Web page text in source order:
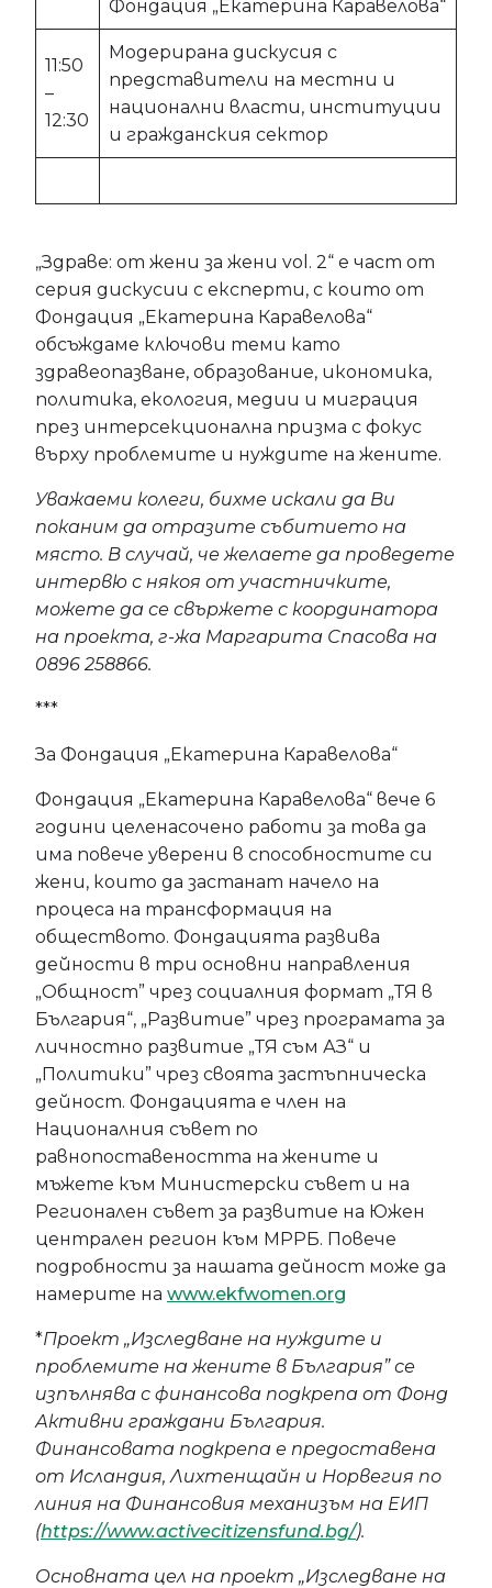
Фондация „Екатерина Каравелова“
11:50
–
12:30
Модерирана дискусия с
представители на местни и
национални власти, институции
и гражданския сектор
„Здраве: от жени за жени vol. 2“ е част от
серия дискусии с експерти, с които от
Фондация „Екатерина Каравелова“
обсъждаме ключови теми като
здравеопазване, образование, икономика,
политика, екология, медии и миграция
през интерсекционална призма с фокус
върху проблемите и нуждите на жените.
Уважаеми колеги, бихме искали да Ви
поканим да отразите събитието на
място. В случай, че желаете да проведете
интервю с някоя от участничките,
можете да се свържете с координатора
на проекта, г-жа Маргарита Спасова на
0896 258866.
***
За Фондация „Екатерина Каравелова“
Фондация „Екатерина Каравелова“ вече 6
години целенасочено работи за това да
има повече уверени в способностите си
жени, които да застанат начело на
процеса на трансформация на
обществото. Фондацията развива
дейности в три основни направления
„Общност” чрез социалния формат „ТЯ в
България“, „Развитие” чрез програмата за
личностно развитие „ТЯ съм АЗ“ и
„Политики” чрез своята застъпническа
дейност. Фондацията е член на
Националния съвет по
равнопоставеността на жените и
мъжете към Министерски съвет и на
Регионален съвет за развитие на Южен
централен регион към МРРБ. Повече
подробности за нашата дейност може да
намерите на www.ekfwomen.org
*Проект „Изследване на нуждите и
проблемите на жените в България” се
изпълнява с финансова подкрепа от Фонд
Активни граждани България.
Финансовата подкрепа е предоставена
от Исландия, Лихтенщайн и Норвегия по
линия на Финансовия механизъм на ЕИП
(https://www.activecitizensfund.bg/).
Основната цел на проект „Изследване на